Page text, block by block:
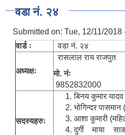
वडा नं. २४
Submitted on: Tue, 12/11/2018
वार्ड ः
वडा नं. २४
अध्यक्षः
रासलाल राय राजपुत
मो. नंः
9852832000
सदस्यहरुः
बिनय कुमार
भोगिन्दर
आशा कुमारी
दुर्गी माया